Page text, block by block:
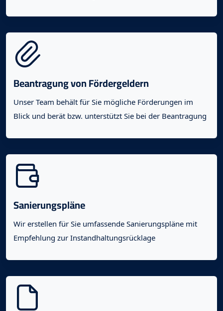
Beantragung von Fördergeldern
Unser Team behält für Sie mögliche Förderungen im
Blick und berät bzw. unterstützt Sie bei der Beantragung
Sanierungspläne
Wir erstellen für Sie umfassende Sanierungspläne mit
Empfehlung zur Instandhaltungsrücklage